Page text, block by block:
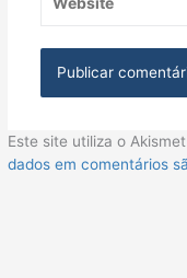
Este site utiliza o
dados em comentários